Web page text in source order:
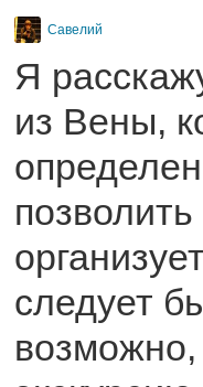
Савелий
Я
из Вены,
следует